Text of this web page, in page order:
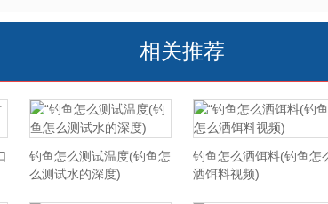
相关推荐
钓鱼怎么测试温度(钓鱼怎
么测试水的深度)
钓鱼怎么洒饵料(钓鱼怎
洒饵料视频)